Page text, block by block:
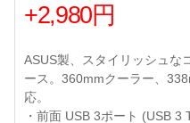
+2,980円
ASUS製、スタイリッシュな
ース。360mmクーラー、
応。
・前面 USB 3ポート (USB